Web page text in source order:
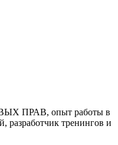
ПРАВ, опыт работы в
разработчик тренингов и